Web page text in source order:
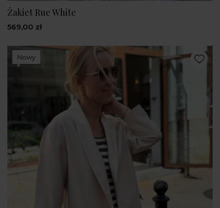
Żakiet Rue White
569,00 zł
Nowy